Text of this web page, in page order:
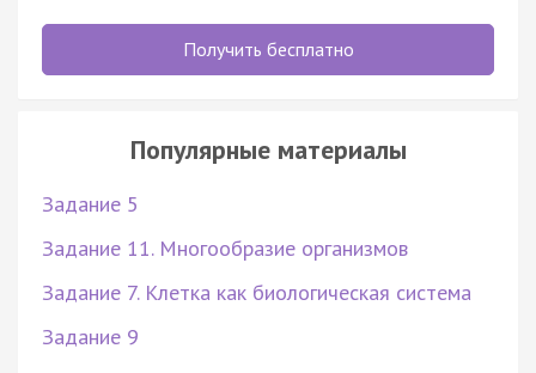
Получить бесплатно
Популярные материалы
Задание 5
Задание 11. Многообразие организмов
Задание 7. Клетка как биологическая система
Задание 9